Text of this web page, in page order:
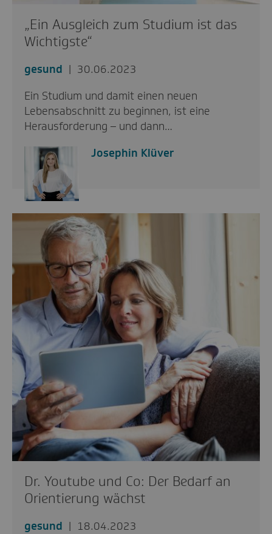
„Ein Ausgleich zum Studium ist das
Wichtigste“
gesund
30.06.2023
Ein Studium und damit einen neuen
Lebensabschnitt zu beginnen, ist eine
Herausforderung – und dann…
Josephin Klüver
Dr. Youtube und Co: Der Bedarf an
Orientierung wächst
gesund
18.04.2023